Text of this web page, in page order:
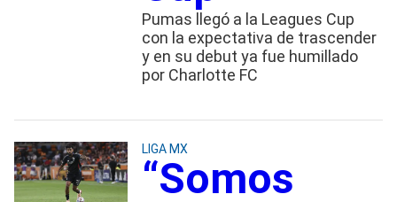
Pumas llegó a la Leagues Cup
con la expectativa de trascender
y en su debut ya fue humillado
por Charlotte FC
LIGA MX
“Somos